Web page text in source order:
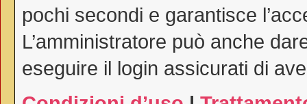
pochi secondi e garantisce
L’amministratore può anche
eseguire il login assicurati di